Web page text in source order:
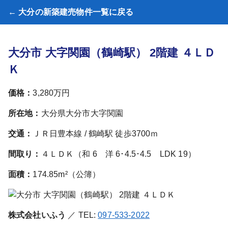
← 大分の新築建売物件一覧に戻る
大分市 大字関園（鶴崎駅） 2階建 ４ＬＤ
Ｋ
価格：3,280万円
所在地： 大分県大分市大字関園
交通： ＪＲ日豊本線 / 鶴崎駅 徒歩3700ｍ
間取り： ４ＬＤＫ（和 6 洋 6･4.5･4.5 LDK 19）
面積： 174.85m²（公簿）
株式会社いふう ／ TEL:097-533-2022